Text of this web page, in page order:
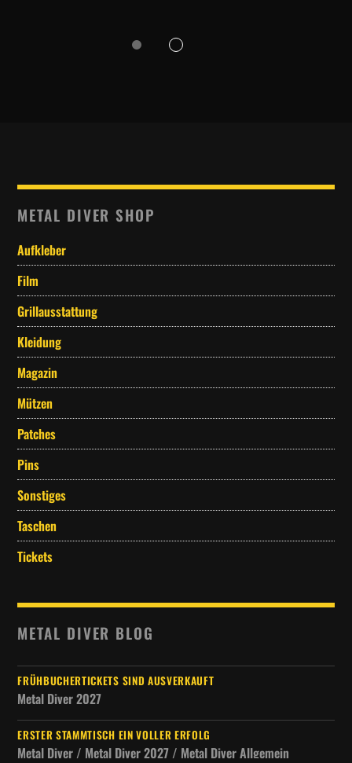
METAL DIVER SHOP
Aufkleber
Film
Grillausstattung
Kleidung
Magazin
Mützen
Patches
Pins
Sonstiges
Taschen
Tickets
METAL DIVER BLOG
FRÜHBUCHERTICKETS SIND AUSVERKAUFT
Metal Diver 2027
ERSTER STAMMTISCH EIN VOLLER ERFOLG
Metal Diver / Metal Diver 2027 / Metal Diver Allgemein